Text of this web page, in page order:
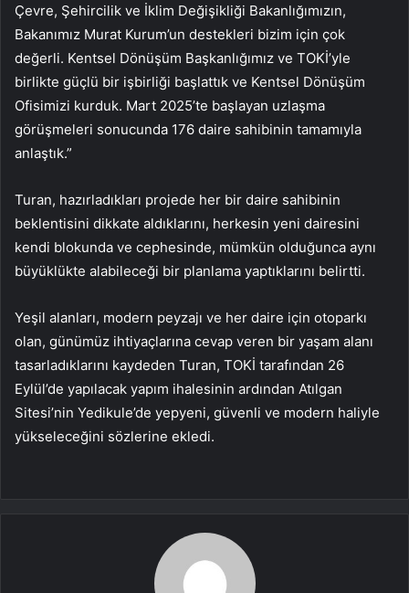
Çevre, Şehircilik ve İklim Değişikliği Bakanlığımızın,
Bakanımız Murat Kurum’un destekleri bizim için çok
değerli. Kentsel Dönüşüm Başkanlığımız ve TOKİ’yle
birlikte güçlü bir işbirliği başlattık ve Kentsel Dönüşüm
Ofisimizi kurduk. Mart 2025’te başlayan uzlaşma
görüşmeleri sonucunda 176 daire sahibinin tamamıyla
anlaştık.”
Turan, hazırladıkları projede her bir daire sahibinin
beklentisini dikkate aldıklarını, herkesin yeni dairesini
kendi blokunda ve cephesinde, mümkün olduğunca aynı
büyüklükte alabileceği bir planlama yaptıklarını belirtti.
Yeşil alanları, modern peyzajı ve her daire için otoparkı
olan, günümüz ihtiyaçlarına cevap veren bir yaşam alanı
tasarladıklarını kaydeden Turan, TOKİ tarafından 26
Eylül’de yapılacak yapım ihalesinin ardından Atılgan
Sitesi’nin Yedikule’de yepyeni, güvenli ve modern haliyle
yükseleceğini sözlerine ekledi.